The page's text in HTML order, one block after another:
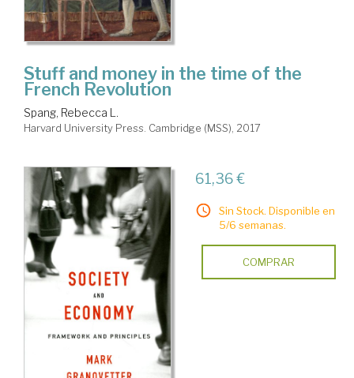
Stuff and money in the time of the
French Revolution
Spang, Rebecca L.
Harvard University Press. Cambridge (MSS), 2017
61,36 €
Sin Stock. Disponible en
5/6 semanas.
COMPRAR